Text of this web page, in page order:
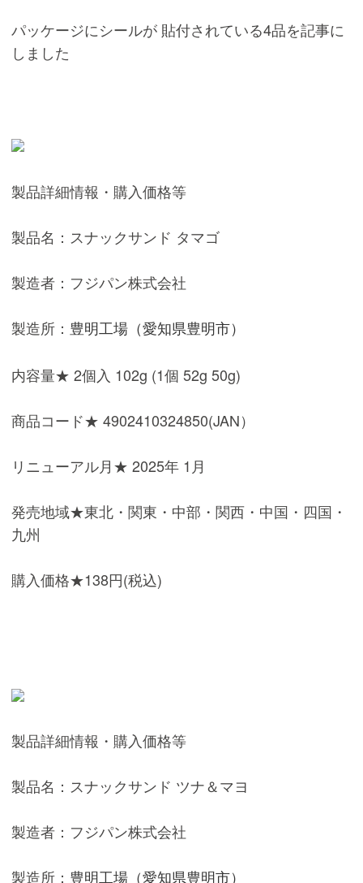
パッケージにシールが 貼付されている4品を記事に
しました
製品詳細情報・購入価格等
製品名：スナックサンド タマゴ
製造者：フジパン株式会社
製造所： 豊明工場（愛知県豊明市）
内容量★ 2個入 102g (1個 52g 50g)
商品コード★ 4902410324850(JAN）
リニューアル月★ 2025年 1月
発売地域★東北・関東・中部・関西・中国・四国・
九州
購入価格★138円(税込)
製品詳細情報・購入価格等
製品名：スナックサンド ツナ＆マヨ
製造者：フジパン株式会社
製造所： 豊明工場（愛知県豊明市）